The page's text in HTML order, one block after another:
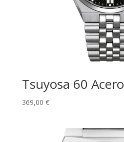
Tsuyosa 60 Acero
369,00 €